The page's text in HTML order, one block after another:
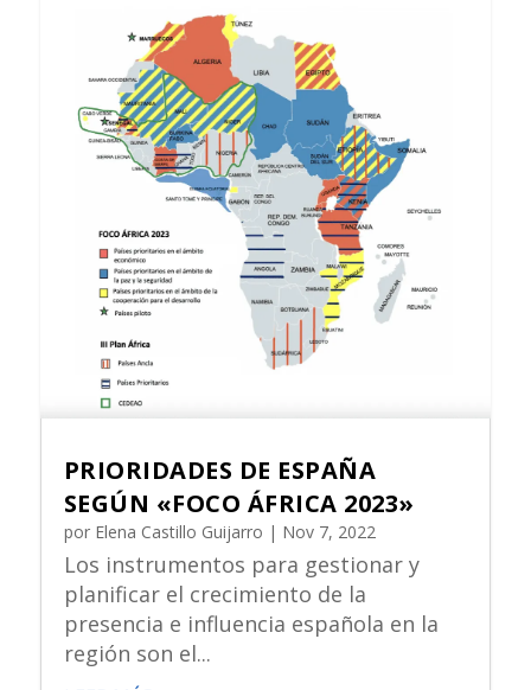
PRIORIDADES DE ESPAÑA
SEGÚN «FOCO ÁFRICA 2023»
por Elena Castillo Guijarro | Nov 7, 2022
Los instrumentos para gestionar y
planificar el crecimiento de la
presencia e influencia española en la
región son el...